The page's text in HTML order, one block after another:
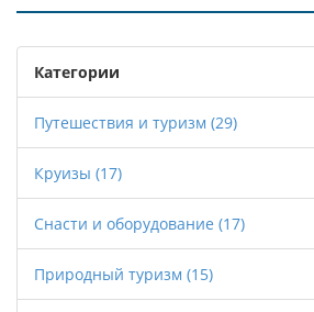
Категории
Путешествия и туризм (29)
Круизы (17)
Снасти и оборудование (17)
Природный туризм (15)